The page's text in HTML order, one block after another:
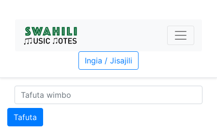
Ingia / Jisajili
Tafuta